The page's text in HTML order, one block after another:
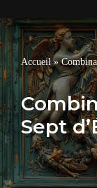
Accueil»
Sept